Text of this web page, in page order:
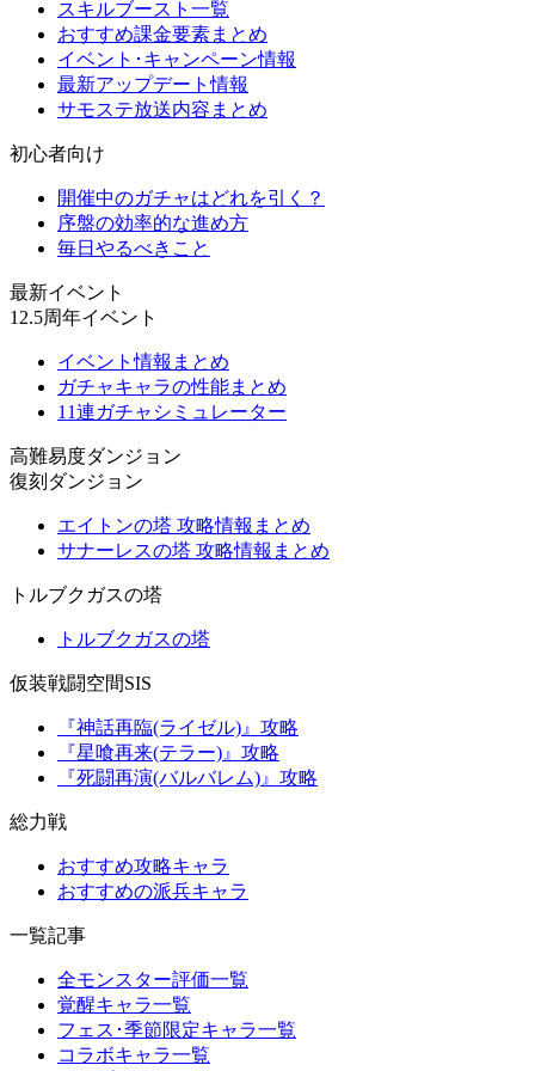
スキルブースト一覧
おすすめ課金要素まとめ
イベント･キャンペーン情報
最新アップデート情報
サモステ放送内容まとめ
初心者向け
開催中のガチャはどれを引く？
序盤の効率的な進め方
毎日やるべきこと
最新イベント
12.5周年イベント
イベント情報まとめ
ガチャキャラの性能まとめ
11連ガチャシミュレーター
高難易度ダンジョン
復刻ダンジョン
エイトンの塔 攻略情報まとめ
サナーレスの塔 攻略情報まとめ
トルブクガスの塔
トルブクガスの塔
仮装戦闘空間SIS
『神話再臨(ライゼル)』攻略
『星喰再来(テラー)』攻略
『死闘再演(バルバレム)』攻略
総力戦
おすすめ攻略キャラ
おすすめの派兵キャラ
一覧記事
全モンスター評価一覧
覚醒キャラ一覧
フェス･季節限定キャラ一覧
コラボキャラ一覧